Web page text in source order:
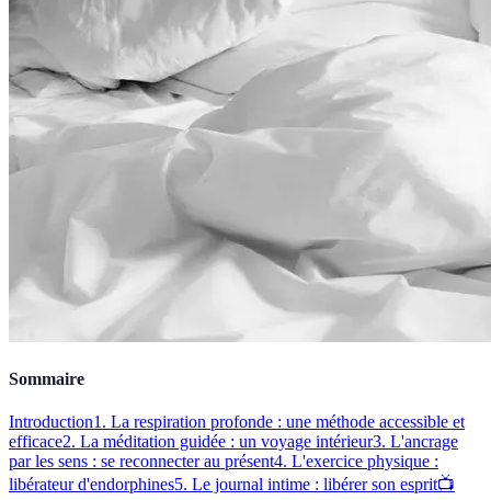
Sommaire
Introduction1. La respiration profonde : une méthode accessible et
efficace2. La méditation guidée : un voyage intérieur3. L'ancrage
par les sens : se reconnecter au présent4. L'exercice physique :
libérateur d'endorphines5. Le journal intime : libérer son esprit📺